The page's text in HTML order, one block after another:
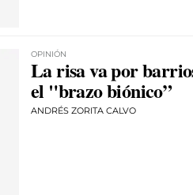
OPINIÓN
La risa va por
el "brazo biónico”
ANDRÉS ZORITA CALVO